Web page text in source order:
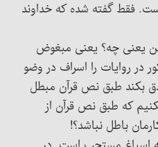
فقط گفته شده که خداوند
یعنی چه؟ یعنی مبغوض
روایات را اسراف در وضو
بکند طبق نص قرآن مبطل
که طبق نص قرآن از
باطل نباشد؟!